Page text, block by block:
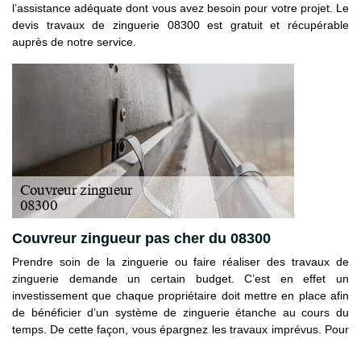
l’assistance adéquate dont vous avez besoin pour votre projet. Le
devis travaux de zinguerie 08300 est gratuit et récupérable
auprès de notre service.
Couvreur zingueur pas cher du 08300
Prendre soin de la zinguerie ou faire réaliser des travaux de
zinguerie demande un certain budget. C’est en effet un
investissement que chaque propriétaire doit mettre en place afin
de bénéficier d’un système de zinguerie étanche au cours du
temps. De cette façon, vous épargnez les travaux imprévus. Pour